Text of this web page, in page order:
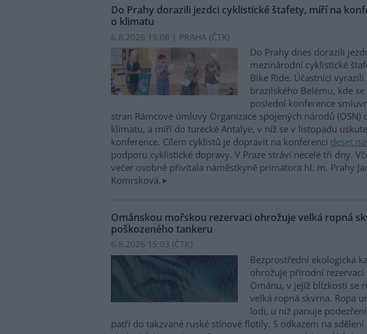
Do Prahy dorazili jezdci cyklistické štafety, míří na
o klimatu
6.8.2026 15:08 | PRAHA (ČTK)
Do Prahy dnes dorazili
mezinárodní cyklistické
Bike Ride. Účastníci vyrazili
brazilského Belému, kde se
poslední konference
stran Rámcové úmluvy Organizace spojených národů (OSN)
klimatu, a míří do turecké Antalye, v níž se v listopadu
konference. Cílem cyklistů je dopravit na konferenci deset
podporu cyklistické dopravy. V Praze stráví necelé tři dny.
večer osobně přivítala náměstkyně primátora hl. m. Prahy
Komrsková.
Ománskou mořskou rezervaci ohrožuje velká ropná
poškozeného tankeru
6.8.2026 15:03 (ČTK)
Bezprostřední ekologická
ohrožuje přírodní rezervaci
Ománu, v jejíž blízkosti se
velká ropná skvrna. Ropa
lodi, u níž panuje
patří do takzvané ruské stínové flotily. S odkazem na sdělení